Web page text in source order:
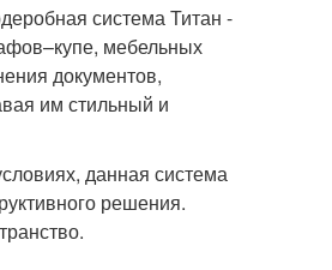
система Титан -
мебельных
документов,
им стильный и
данная система
решения.